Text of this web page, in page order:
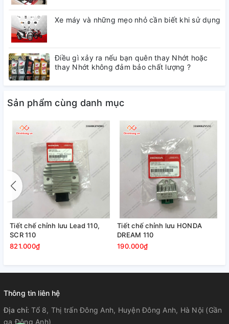
Xe máy và những mẹo nhỏ cần biết khi sử dụng
Điều gì xảy ra nếu bạn quên thay Nhớt hoặc
thay Nhớt không đảm bảo chất lượng ?
Sản phẩm cùng danh mục
Tiết chế chỉnh lưu Lead 110,
SCR 110
821.000₫
Tiết chế chỉnh lưu HONDA
DREAM 110
190.000₫
Thông tin liên hệ
Địa chỉ:Tổ 8, Thị trấn Đông Anh, Huyện Đông Anh, Hà Nội (Gần
ga Đông Anh)